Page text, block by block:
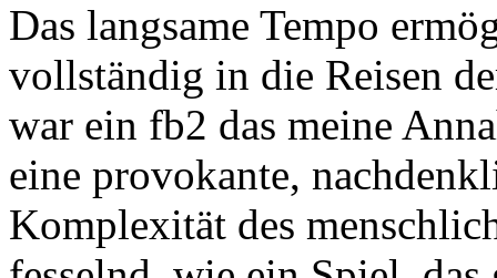
Das langsame Tempo
vollständig in die Reisen
war ein fb2 das meine
eine provokante,
Komplexität des